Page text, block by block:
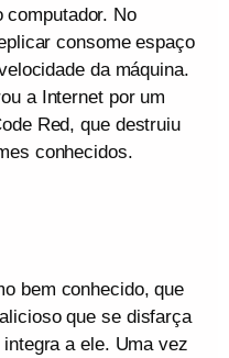
computador. No
consome espaço
da máquina.
a Internet por um
Red, que destruiu
conhecidos.
bem conhecido, que
que se disfarça
a ele. Uma vez